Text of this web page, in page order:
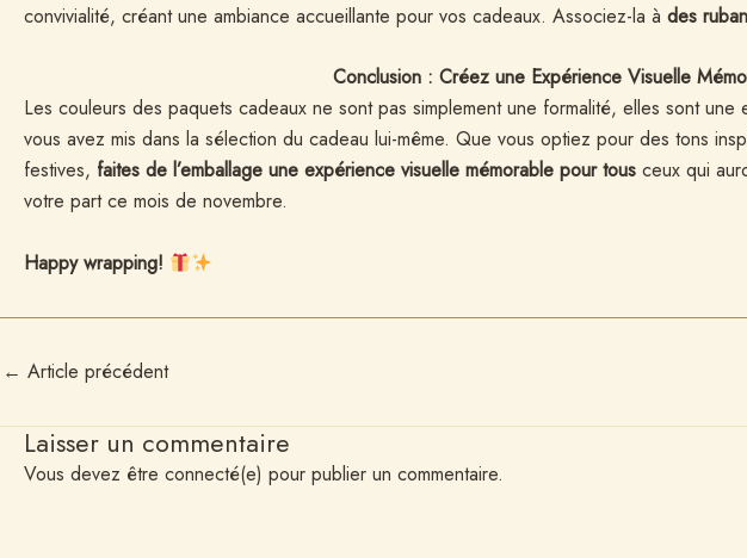
convivialité, créant une ambiance accueillante pour vos cadeaux. Associez-la à des
Conclusion : Créez une Expérience Visuelle
Les couleurs des paquets cadeaux ne sont pas simplement une formalité, elles sont une
vous avez mis dans la sélection du cadeau lui-même. Que vous optiez pour des tons
festives, faites de l’emballage une expérience visuelle mémorable pour tous ceux qui
votre part ce mois de novembre.
Happy wrapping!
← Article précédent
Laisser un commentaire
Vous devez être connecté(e) pour publier un commentaire.